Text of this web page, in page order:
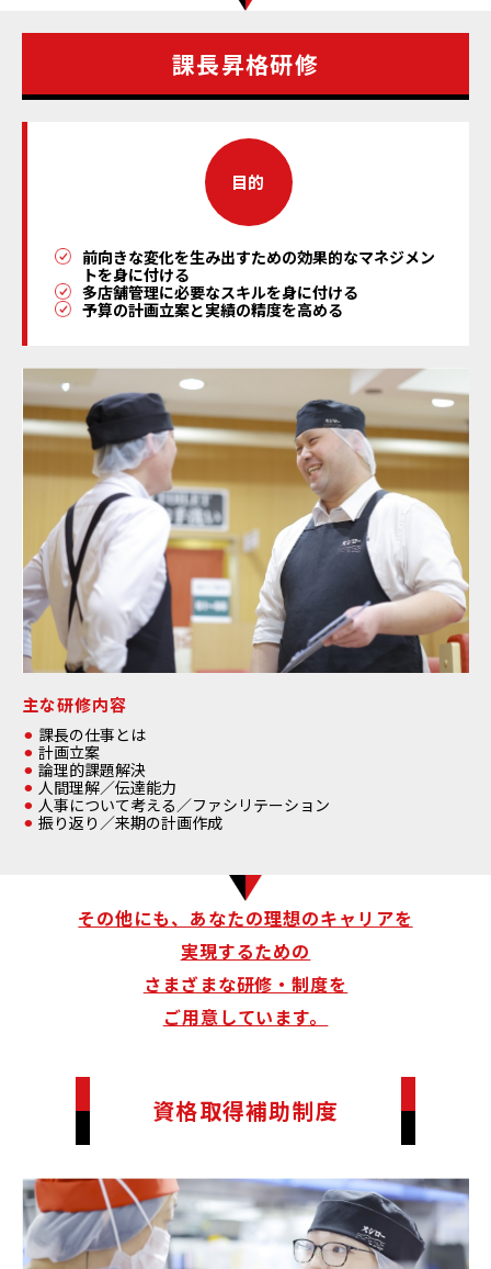
課長昇格研修
目的
前向きな変化を生み出すための効果的なマネジメン
トを身に付ける
多店舗管理に必要なスキルを身に付ける
予算の計画立案と実績の精度を高める
主な研修内容
課長の仕事とは
計画立案
論理的課題解決
人間理解／伝達能力
人事について考える／ファシリテーション
振り返り／来期の計画作成
その他にも、あなたの理想のキャリアを
実現するための
さまざまな研修・制度を
ご用意しています。
資格取得補助制度